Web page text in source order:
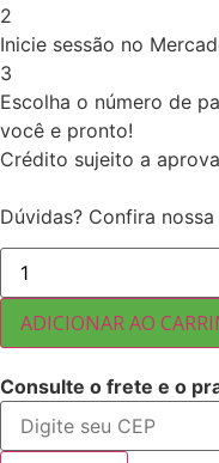
2
Inicie sessão no
3
Escolha o número de
você e pronto!
Crédito sujeito a
Dúvidas? Confira
AMENDOIM
DRAGEADA
TRUFADA
COM
CHOCOLATE
MEIO
5
KG
quantidade
ADICIONAR AO
Consulte o frete e o